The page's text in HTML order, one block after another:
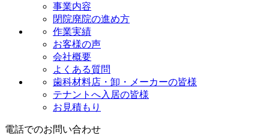
事業内容
閉院廃院の進め方
作業実績
お客様の声
会社概要
よくある質問
歯科材料店・卸・メーカーの皆様
テナントへ入居の皆様
お見積もり
電話でのお問い合わせ